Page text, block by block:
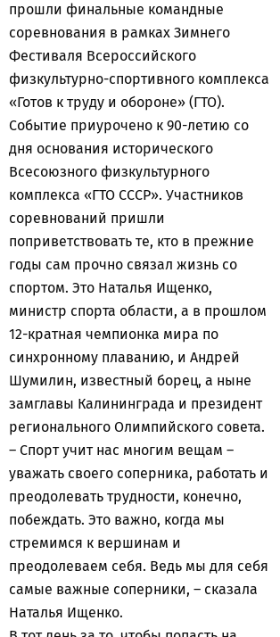
прошли финальные командные
соревнования в рамках Зимнего
Фестиваля Всероссийского
физкультурно-спортивного комплекса
«Готов к труду и обороне» (ГТО).
Событие приурочено к 90-летию со
дня основания исторического
Всесоюзного физкультурного
комплекса «ГТО СССР». Участников
соревнований пришли
поприветствовать те, кто в прежние
годы сам прочно связал жизнь со
спортом. Это Наталья Ищенко,
министр спорта области, а в прошлом
12-кратная чемпионка мира по
синхронному плаванию, и Андрей
Шумилин, известный борец, а ныне
замглавы Калининграда и президент
регионального Олимпийского совета.
– Спорт учит нас многим вещам –
уважать своего соперника, работать и
преодолевать трудности, конечно,
побеждать. Это важно, когда мы
стремимся к вершинам и
преодолеваем себя. Ведь мы для себя
самые важные соперники, – сказала
Наталья Ищенко.